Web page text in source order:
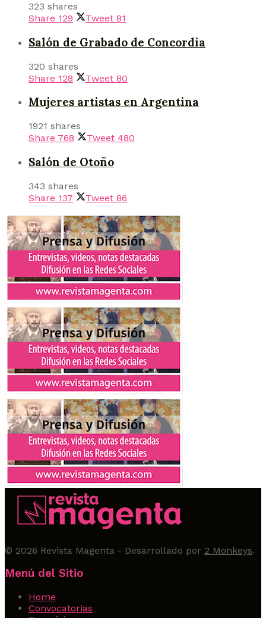
323 shares
Share 129 Tweet 81
Salón de Grabado de Concordia
320 shares
Share 128 Tweet 80
Mujeres artistas en Argentina
1921 shares
Share 768 Tweet 480
Salón de Otoño
343 shares
Share 137 Tweet 86
© 2026 Revista Magenta - Desarrollado por 2 Monkeys.
Menú del Sitio
Home
Convocatorias